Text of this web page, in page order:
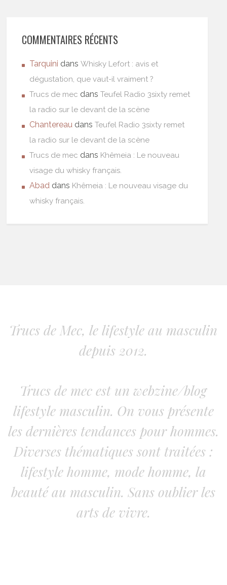
COMMENTAIRES RÉCENTS
Tarquini dansWhisky Lefort : avis et
dégustation, que vaut-il vraiment ?
Trucs de mec dansTeufel Radio 3sixty remet
la radio sur le devant de la scène
Chantereau dansTeufel Radio 3sixty remet
la radio sur le devant de la scène
Trucs de mec dans Khêmeia : Le nouveau
visage du whisky français.
Abad dans Khêmeia : Le nouveau visage du
whisky français.
Trucs de Mec, le lifestyle au masculin
depuis 2012.
Trucs de mec est un webzine/blog
lifestyle masculin. On vous présente
les dernières tendances pour hommes.
Diverses thématiques sont traitées :
lifestyle homme, mode homme, la
beauté au masculin. Sans oublier les
arts de vivre.